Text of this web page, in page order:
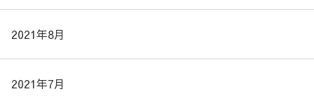
2021年8月
2021年7月